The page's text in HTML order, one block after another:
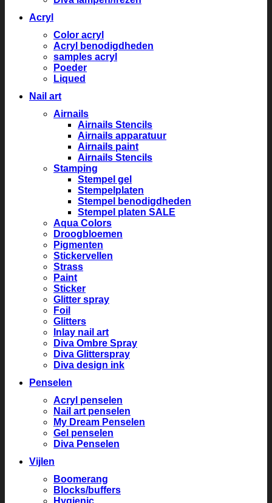
Acryl
Color acryl
Acryl benodigdheden
samples acryl
Poeder
Liqued
Nail art
Airnails
Airnails Stencils
Airnails apparatuur
Airnails paint
Airnails Stencils
Stamping
Stempel gel
Stempelplaten
Stempel benodigdheden
Stempel platen SALE
Aqua Colors
Droogbloemen
Pigmenten
Stickervellen
Strass
Paint
Sticker
Glitter spray
Foil
Glitters
Inlay nail art
Diva Ombre Spray
Diva Glitterspray
Diva design ink
Penselen
Acryl penselen
Nail art penselen
My Dream Penselen
Gel penselen
Diva Penselen
Vijlen
Boomerang
Blocks/buffers
Hygienic